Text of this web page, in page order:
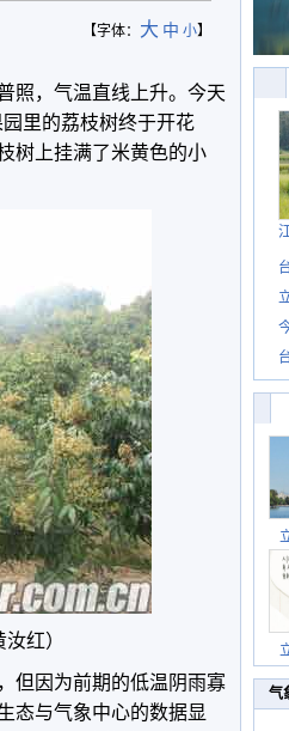
【字体： 大 中 小】
照，气温直线上升。今天
里的荔枝树终于开花
树上挂满了米黄色的小
红）
但因为前期的低温阴雨寡
态与气象中心的数据显
气